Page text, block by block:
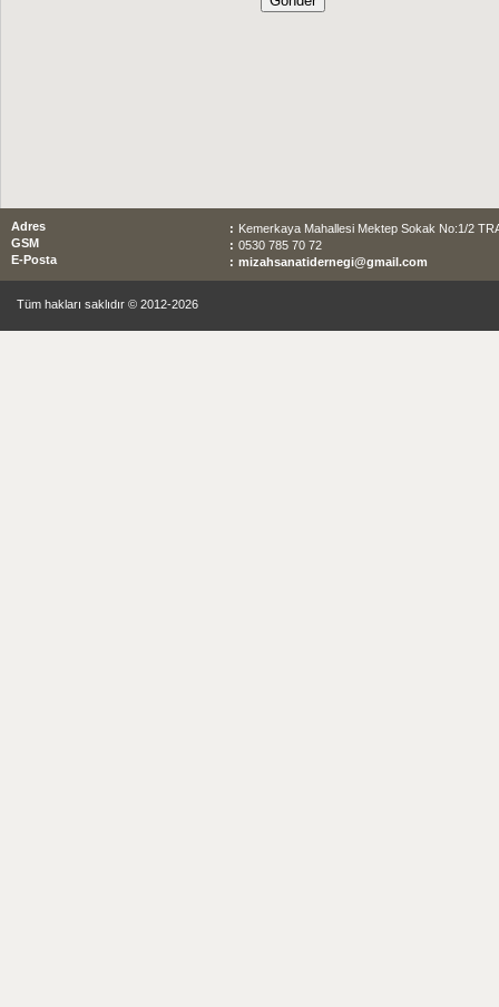
Adres : Kemerkaya Mahallesi Mektep Sokak No:1/2
GSM
: 0530 785 70 72
E-Posta
: mizahsanatidernegi@gmail.com
Tüm hakları saklıdır © 2012-2026